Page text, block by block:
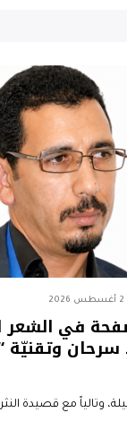
2 أغسطس 2026
في الشعر
وتقنيّة
وتالياً مع قصيدة النثر